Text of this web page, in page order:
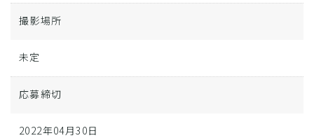
撮影場所
未定
応募締切
2022年04月30日